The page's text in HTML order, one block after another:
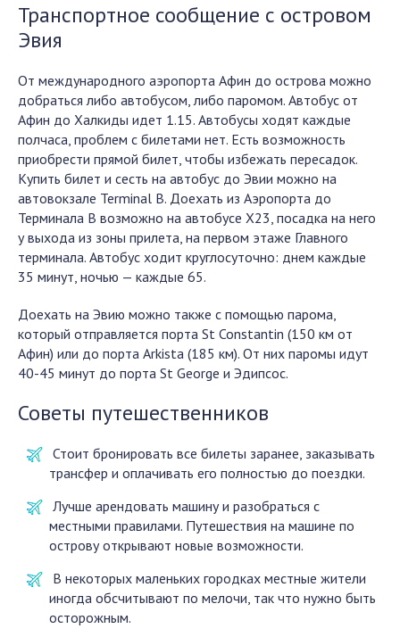
Транспортное сообщение с островом
Эвия
От международного аэропорта Афин до острова можно
добраться либо автобусом, либо паромом. Автобус от
Афин до Халкиды идет 1.15. Автобусы ходят каждые
полчаса, проблем с билетами нет. Есть возможность
приобрести прямой билет, чтобы избежать пересадок.
Купить билет и сесть на автобус до Эвии можно на
автовокзале Terminal B. Доехать из Аэропорта до
Терминала В возможно на автобусе Х23, посадка на него
у выхода из зоны прилета, на первом этаже Главного
терминала. Автобус ходит круглосуточно: днем каждые
35 минут, ночью — каждые 65.
Доехать на Эвию можно также с помощью парома,
который отправляется порта St Constantin (150 км от
Афин) или до порта Arkista (185 км). От них паромы идут
40-45 минут до порта St George и Эдипсос.
Советы путешественников
Стоит бронировать все билеты заранее, заказывать
трансфер и оплачивать его полностью до поездки.
Лучше арендовать машину и разобраться с
местными правилами. Путешествия на машине по
острову открывают новые возможности.
В некоторых маленьких городках местные жители
иногда обсчитывают по мелочи, так что нужно быть
осторожным.